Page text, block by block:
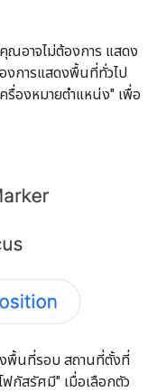
คุณอาจไม่ต้องการ แสดง
องการแสดงพื้นที่ทั่วไป
รื่องหมายตำแหน่ง" เพื่อ
พื้นที่รอบ สถานที่ตั้งที่
โฟกัสรัศมี" เมื่อเลือกตัว